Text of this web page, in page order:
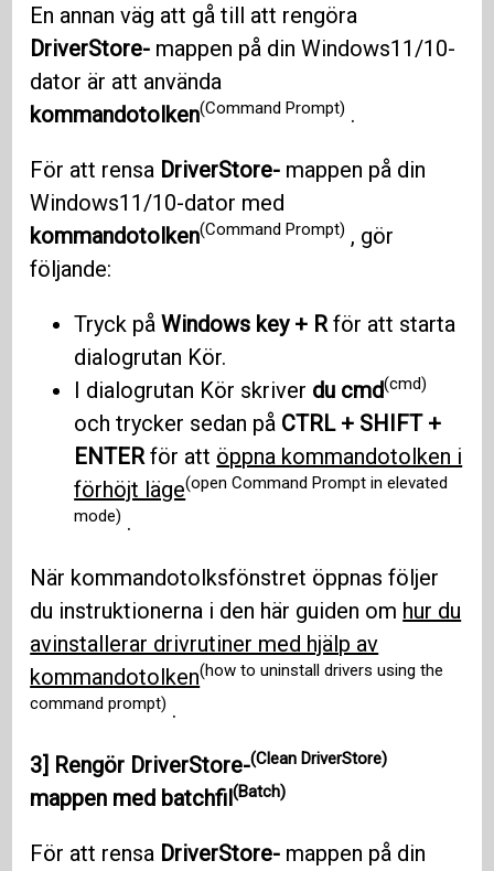
En annan väg att gå till att rengöra
DriverStore- mappen på din Windows11/10-
dator är att använda
kommandotolken(Command Prompt) .
För att rensa DriverStore- mappen på din
Windows11/10-dator med
kommandotolken(Command Prompt) , gör
följande:
Tryck påWindows key + R för att starta
dialogrutan Kör.
I dialogrutan Kör skriver du cmd(cmd)
och trycker sedan på CTRL + SHIFT +
ENTER för att öppna kommandotolken i
förhöjt läge(open Command Prompt in elevated
mode) .
När kommandotolksfönstret öppnas följer
du instruktionerna i den här guiden om hur du
avinstallerar drivrutiner med hjälp av
kommandotolken(how to uninstall drivers using the
command prompt) .
3] Rengör DriverStore-(Clean DriverStore)
mappen med batchfil(Batch)
För att rensa DriverStore- mappen på din